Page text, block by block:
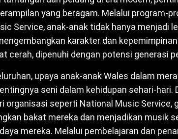
yang beragam. Melalui program-
Service, anak-anak tidak hanya menjadi
karakter dan
cerah, dipenuhi dengan potensi generasi
upaya anak-anak Wales dalam
seni dalam kehidupan sehari-hari.
organisasi seperti National Music Service,
bakat mereka dan menjadikan musik
mereka. Melalui pembelajaran dan